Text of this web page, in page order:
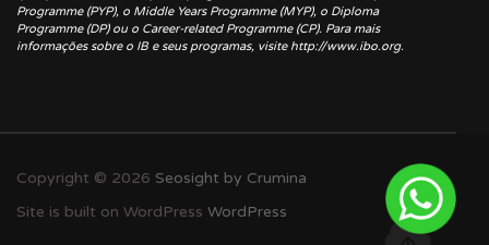
Programme (PYP), o Middle Years Programme (MYP), o Diploma
Programme (DP) ou o Career-related Programme (CP). Para mais
informações sobre o IB e seus programas, visite http://www.ibo.org.
Copyright © 2026 Seosight by Crumina
Site is built on WordPress WordPress